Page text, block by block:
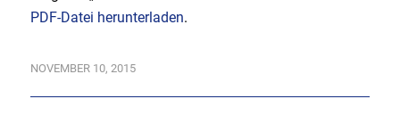
PDF-Datei herunterladen.
NOVEMBER 10, 2015